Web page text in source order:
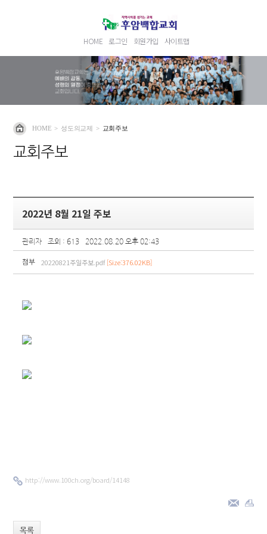
HOME 로그인 회원가입 사이트맵
HOME > 성도의교제 > 교회주보
교회주보
2022년 8월 21일 주보
관리자 조회 : 613 2022.08.20 오후 02:43
첨부 20220821주일주보.pdf [Size:376.02KB]
http://www.100ch.org/board/14148
목록